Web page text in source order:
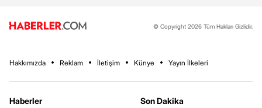
© Copyright 2026 Tüm Hakları Gizlidir.
Hakkımızda Reklam İletişim Künye Yayın İlkeleri
Haberler
Son Dakika